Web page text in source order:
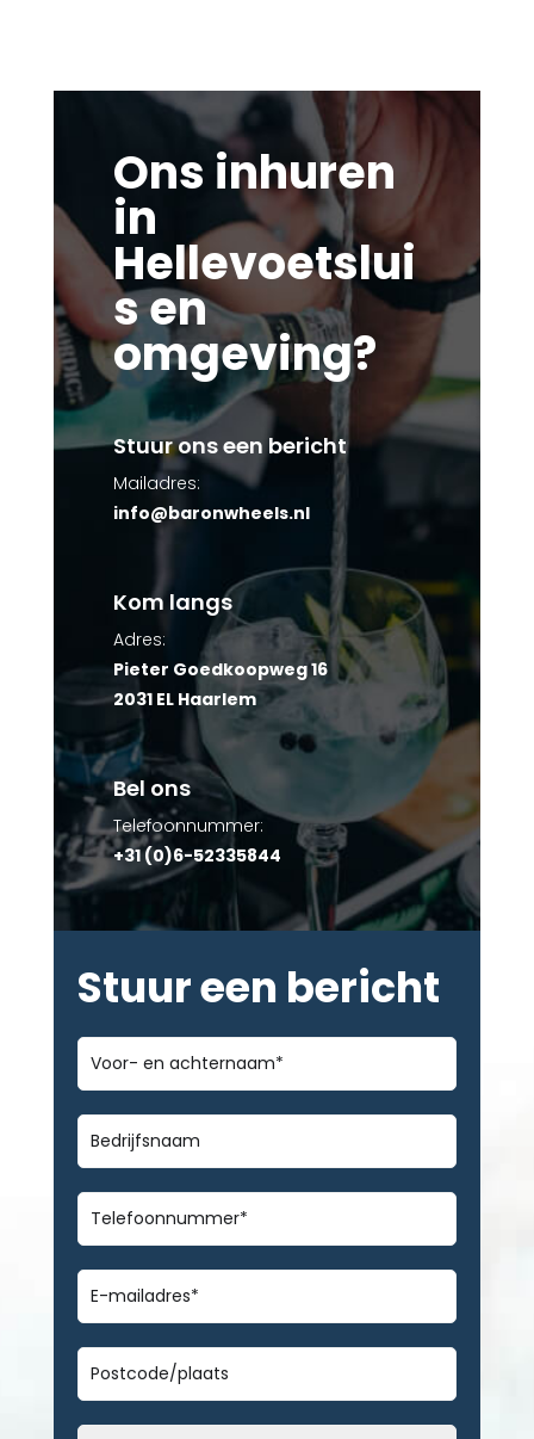
Ons inhuren
in
Hellevoetslui
s en
omgeving?
Stuur ons een bericht
Mailadres:
info@baronwheels.nl
Kom langs
Adres:
Pieter Goedkoopweg 16
2031 EL Haarlem
Bel ons
Telefoonnummer:
+31 (0)6-52335844
Stuur een bericht
Voor-
en
achternaam*
Bedrijfsnaam
Telefoonnummer*
E-
mailadres*
Geen
titel